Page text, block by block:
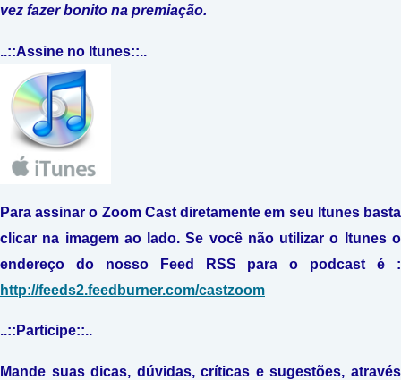
vez fazer bonito na premiação.
..::Assine no Itunes::..
Para assinar o Zoom Cast diretamente em seu Itunes basta
clicar na imagem ao lado. Se você não utilizar o Itunes o
endereço do nosso Feed RSS para o podcast é :
http://feeds2.feedburner.com/castzoom
..::Participe::..
Mande suas dicas, dúvidas, críticas e sugestões, através